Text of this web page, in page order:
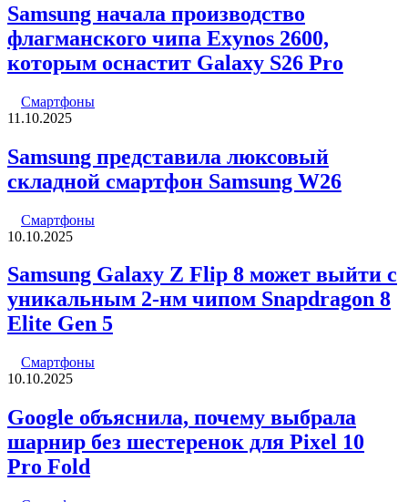
Samsung начала производство
флагманского чипа Exynos 2600,
которым оснастит Galaxy S26 Pro
Смартфоны
11.10.2025
Samsung представила люксовый
складной смартфон Samsung W26
Смартфоны
10.10.2025
Samsung Galaxy Z Flip 8 может выйти с
уникальным 2-нм чипом Snapdragon 8
Elite Gen 5
Смартфоны
10.10.2025
Google объяснила, почему выбрала
шарнир без шестеренок для Pixel 10
Pro Fold